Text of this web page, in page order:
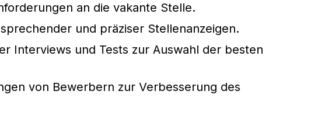
an die vakante Stelle.
und präziser Stellenanzeigen.
Interviews und Tests zur Auswahl der besten
von Bewerbern zur Verbesserung des